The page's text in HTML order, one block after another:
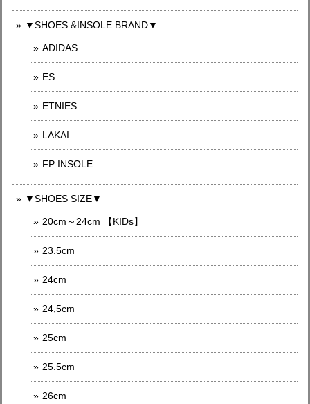
▼SHOES &INSOLE BRAND▼
ADIDAS
ES
ETNIES
LAKAI
FP INSOLE
▼SHOES SIZE▼
20cm～24cm 【KIDs】
23.5cm
24cm
24,5cm
25cm
25.5cm
26cm